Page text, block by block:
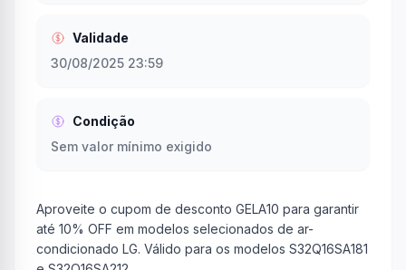
Validade
30/08/2025 23:59
Condição
Sem valor mínimo exigido
Aproveite o cupom de desconto GELA10 para garantir
até 10% OFF em modelos selecionados de ar-
condicionado LG. Válido para os modelos S32Q16SA181